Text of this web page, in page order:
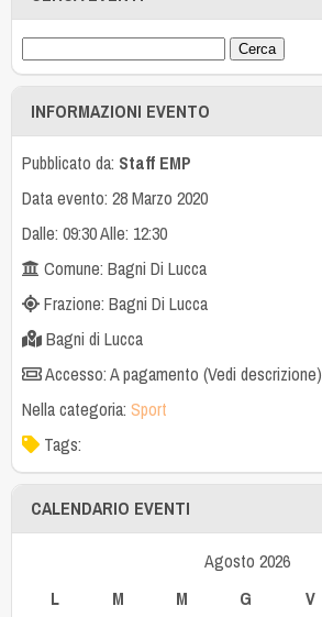
INFORMAZIONI EVENTO
Pubblicato da: Staff EMP
Data evento: 28 Marzo 2020
Dalle: 09:30 Alle: 12:30
Comune: Bagni Di Lucca
Frazione: Bagni Di Lucca
Bagni di Lucca
Accesso: A pagamento (Vedi descrizione)
Nella categoria: Sport
Tags:
CALENDARIO EVENTI
Agosto 2026
L
M M G V